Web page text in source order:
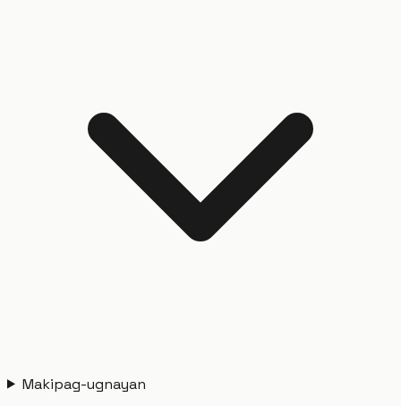
Makipag-ugnayan